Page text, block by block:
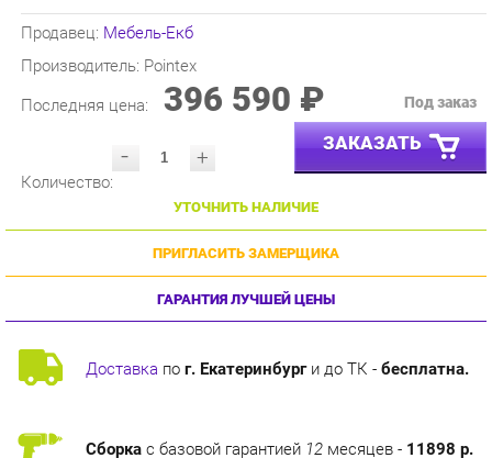
Производитель:Pointex
Последняя цена: 396 590 ₽
- ЗАКАЗАТЬ
УТОЧНИТЬ НАЛИЧИЕ
ПРИГЛАСИТЬ ЗАМЕРЩИКА
ГАРАНТИЯ ЛУЧШЕЙ ЦЕНЫ
Доставкапог. Екатеринбурги до ТК -бесплатна.